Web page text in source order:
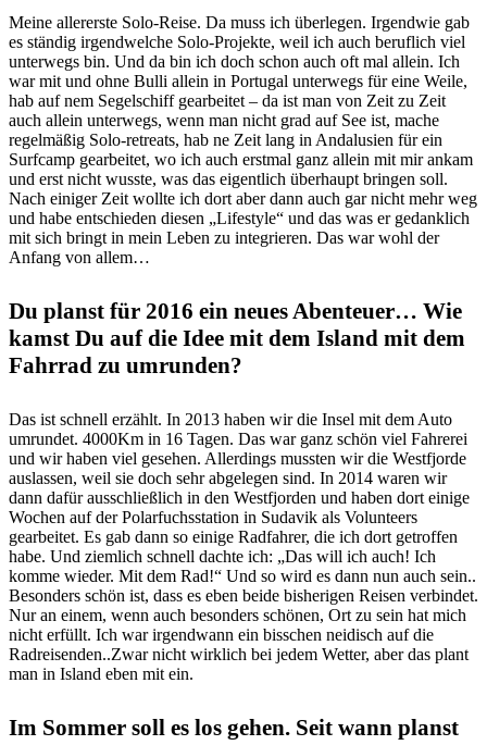
Meine allererste Solo-Reise. Da muss ich überlegen. Irgendwie gab
es ständig irgendwelche Solo-Projekte, weil ich auch beruflich viel
unterwegs bin. Und da bin ich doch schon auch oft mal allein. Ich
war mit und ohne Bulli allein in Portugal unterwegs für eine Weile,
hab auf nem Segelschiff gearbeitet – da ist man von Zeit zu Zeit
auch allein unterwegs, wenn man nicht grad auf See ist, mache
regelmäßig Solo-retreats, hab ne Zeit lang in Andalusien für ein
Surfcamp gearbeitet, wo ich auch erstmal ganz allein mit mir ankam
und erst nicht wusste, was das eigentlich überhaupt bringen soll.
Nach einiger Zeit wollte ich dort aber dann auch gar nicht mehr weg
und habe entschieden diesen „Lifestyle“ und das was er gedanklich
mit sich bringt in mein Leben zu integrieren. Das war wohl der
Anfang von allem…
Du planst für 2016 ein neues Abenteuer… Wie
kamst Du auf die Idee mit dem Island mit dem
Fahrrad zu umrunden?
Das ist schnell erzählt. In 2013 haben wir die Insel mit dem Auto
umrundet. 4000Km in 16 Tagen. Das war ganz schön viel Fahrerei
und wir haben viel gesehen. Allerdings mussten wir die Westfjorde
auslassen, weil sie doch sehr abgelegen sind. In 2014 waren wir
dann dafür ausschließlich in den Westfjorden und haben dort einige
Wochen auf der Polarfuchsstation in Sudavik als Volunteers
gearbeitet. Es gab dann so einige Radfahrer, die ich dort getroffen
habe. Und ziemlich schnell dachte ich: „Das will ich auch! Ich
komme wieder. Mit dem Rad!“ Und so wird es dann nun auch sein..
Besonders schön ist, dass es eben beide bisherigen Reisen verbindet.
Nur an einem, wenn auch besonders schönen, Ort zu sein hat mich
nicht erfüllt. Ich war irgendwann ein bisschen neidisch auf die
Radreisenden..Zwar nicht wirklich bei jedem Wetter, aber das plant
man in Island eben mit ein.
Im Sommer soll es los gehen. Seit wann planst